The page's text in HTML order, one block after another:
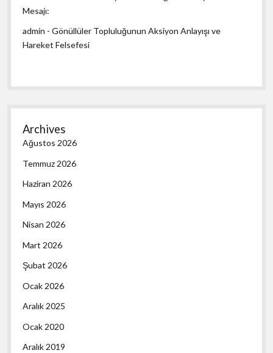
Mesajı:
admin -Gönüllüler Topluluğunun Aksiyon Anlayışı ve
Hareket Felsefesi
Archives
Ağustos 2026
Temmuz 2026
Haziran 2026
Mayıs 2026
Nisan 2026
Mart 2026
Şubat 2026
Ocak 2026
Aralık 2025
Ocak 2020
Aralık 2019